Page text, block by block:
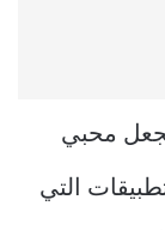
تجعل محبي
التي